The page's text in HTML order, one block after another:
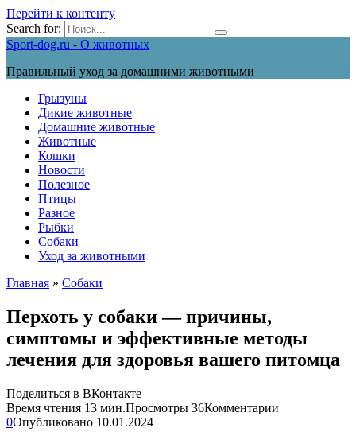
Перейти к контенту
Search for:
Sport-dog.ru - О животных
Правильный уход за домашними животными
Грызуны
Дикие животные
Домашние животные
Животные
Кошки
Новости
Полезное
Птицы
Разное
Рыбки
Собаки
Уход за животными
Главная » Собаки
Перхоть у собаки — причины,
симптомы и эффективные методы
лечения для здоровья вашего питомца
Поделиться в ВКонтакте
Время чтения 13 мин.Просмотры 36Комментарии
0Опубликовано 10.01.2024